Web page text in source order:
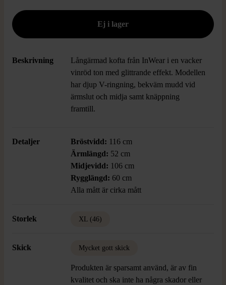
Beskrivning
Långärmad kofta från InWear i en vacker
vinröd ton med glittrande effekt. Modellen
har djup V-ringning, bekväm mudd vid
ärmslut och midja samt knäppning
framtill.
Detaljer Bröstvidd: 116 cm
Ärmlängd: 52 cm
Midjevidd: 106 cm
Rygglängd: 60 cm
Alla mått är cirka mått
Storlek XL (46)
Skick Mycket gott skick
Produkten är sparsamt använd, är av fin
kvalitet och ska inte ha några skador eller